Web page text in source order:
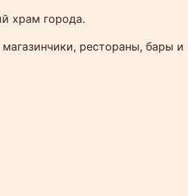
храм города.
рестораны, бары и